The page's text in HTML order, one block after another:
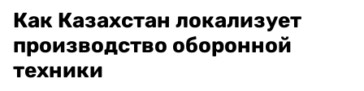
Как Казахстан локализует
производство оборонной
техники